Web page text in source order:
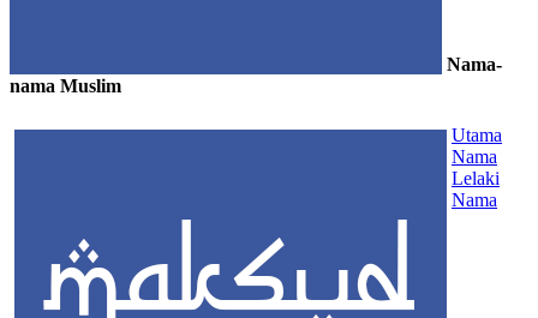
Nama-
nama Muslim
Utama
Nama
Lelaki
Nama